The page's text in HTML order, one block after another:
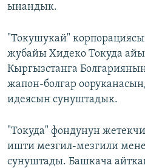
ынандык.
"Токушукай"
жубайы Хидеко Токуда
Кыргызстанга
жапон-болгар
идеясын сунуштадык.
"Токуда" фондунун
ишти мезгил-мезгили
сунуштады. Башкача